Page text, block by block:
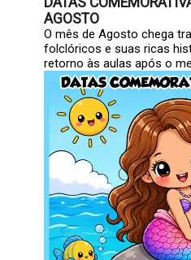
AGOSTO
O mês de Agosto chega
folclóricos e suas ricas
retorno às aulas após o